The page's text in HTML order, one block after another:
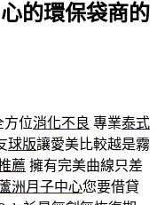
的環保袋商的
方位消化不良 專業泰式
球版讓愛美比較越是霧
薦 擁有完美曲線只差
洲月子中心您要借貸